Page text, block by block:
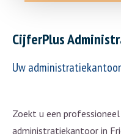
CijferPlus
Uw
Zoekt u een
administratiekantoor in